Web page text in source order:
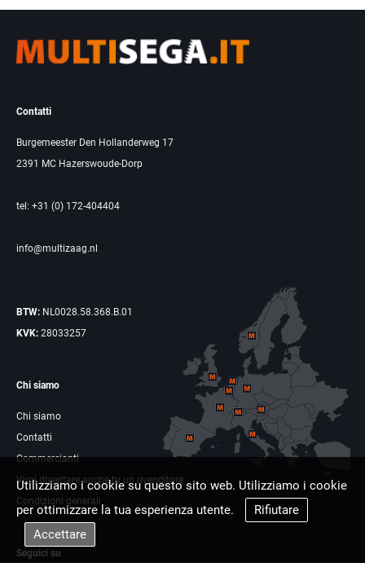
Contatti
Burgemeester Den Hollanderweg 17
2391 MC Hazerswoude-Dorp
tel: +31 (0) 172-404404
info@multizaag.nl
BTW: NL0028.58.368.B.01
KVK: 28033257
Chi siamo
Chi siamo
Contatti
Commercianti
Vuoi diventare anche tu un rivenditore
Condizioni generali
Seguici su
Utilizziamo i cookie su questo sito web. Utilizziamo i cookie
per ottimizzare la tua esperienza utente.
Rifiutare
Accettare